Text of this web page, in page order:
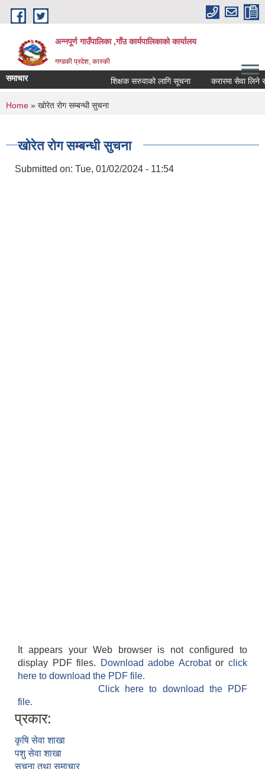
Skip to main content
अन्नपूर्ण गाउँपालिका ,गाँउ कार्यपालिकाको कार्यालय
गण्डकी प्रदेश, कास्की
समाचार शिक्षक सरुवाको लागि सूचना करारमा सेवा लिने
You are here
Home » खोरेत रोग सम्बन्धी सुचना
खोरेत रोग सम्बन्धी सुचना
Submitted on: Tue, 01/02/2024 - 11:54
It appears your Web browser is not configured to
display PDF files.
Download adobe Acrobatorclick
here to download the PDF file.
Click here to download the PDF
file.
प्रकार:
कृषि सेवा शाखा
पशु सेवा शाखा
सूचना तथा समाचार